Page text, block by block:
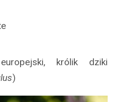
królik dziki
)